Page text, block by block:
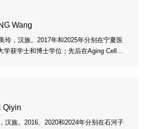
Wang
玲，汉族。2017年和2025年分别在宁夏医
学获学士和博士学位；先后在Aging Cell、N
创杯“创青春”全国大学生创业大赛铜奖4.
表作（代表性成果，最多20篇）：按照以下
Qiyin
汉族。2016、2020和2024年分别在石河子